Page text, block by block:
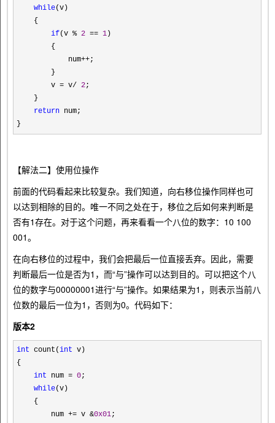
while(v)
{
if(v % 2 == 1 )
{
num++;
}
v = v/ 2;
}
return num;
}
【解法二】使用位操作
前面的代码看起来比较复杂。我们知道，向右移位操作同样也可
以达到相除的目的。唯一不同之处在于，移位之后如何来判断是
否有1存在。对于这个问题，再来看看一个八位的数字：10 100
001。
在向右移位的过程中，我们会把最后一位直接丢弃。因此，需要
判断最后一位是否为1，而“与”操作可以达到目的。可以把这个八
位的数字与00000001进行“与”操作。如果结果为1，则表示当前八
位数的最后一位为1，否则为0。代码如下：
版本2
int count(int v)
{
int num = 0;
while(v)
{
num += v &0x01;